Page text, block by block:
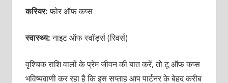
करियर:फोर ऑफ कप्स
स्वास्थ्य:नाइट ऑफ स्वॉर्ड्स (रिवर्स)
वृश्चिक राशि वालों के प्रेम जीवन की बात करें, तो टू ऑफ कप्स
भविष्यवाणी कर रहा है कि इस सप्ताह आप पार्टनर के बेहद करीब